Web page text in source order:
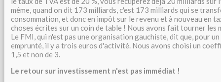
même, quand on dit 173 milliards, c'est 173 milliards qui se
consommation, et donc en impôt sur le revenu et à nouveau en
choses écrites sur un coin de table ! Nous avons fait tourner les
Le FMI, qui n'est pas une organisation gauchiste, dit que, pour
emprunté, il y a trois euros d'activité. Nous avons choisi un
1,5 et non de 3.
Le retour sur investissement n'est pas immédiat !